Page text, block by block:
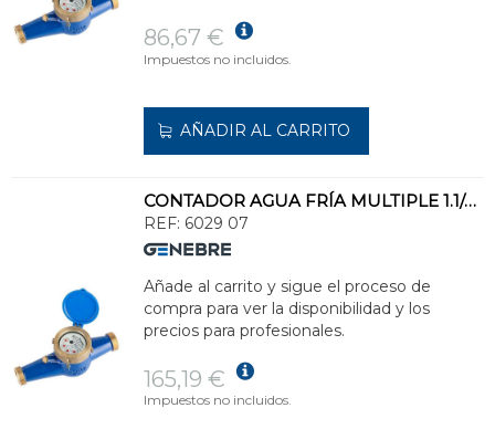
86,67 €
Impuestos no incluidos.
AÑADIR AL CARRITO
CONTADOR AGUA FRÍA MULTIPLE 1.1/4x1.1/4" DN25
REF: 6029 07
Añade al carrito y sigue el proceso de
compra para ver la disponibilidad y los
precios para profesionales.
165,19 €
Impuestos no incluidos.